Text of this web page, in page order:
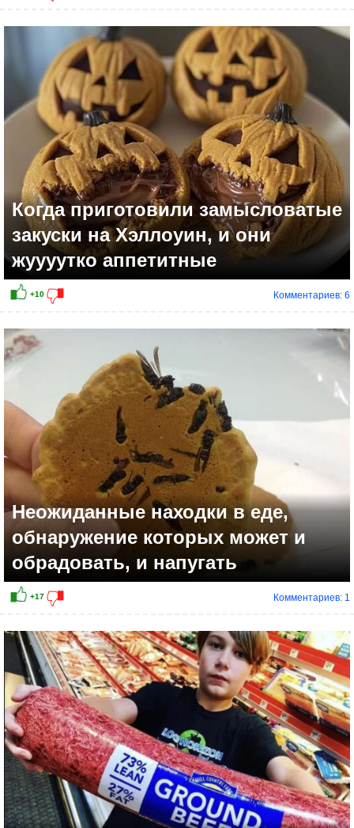
+8
+19
Когда приготовили замысловатые
закуски на Хэллоуин, и они
жуууутко аппетитные
Комментариев: 6
Неожиданные находки в еде,
обнаружение которых может и
обрадовать, и напугать
Комментариев: 1